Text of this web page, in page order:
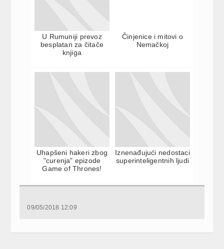
U Rumuniji prevoz
besplatan za čitače
knjiga
Činjenice i mitovi o
Nemačkoj
Uhapšeni hakeri zbog
"curenja" epizode
Game of Thrones!
Iznenađujući nedostaci
superinteligentnih ljudi
09/05/2018 12:09